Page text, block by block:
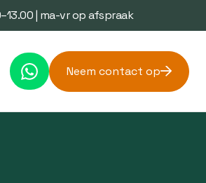
| ma-vr op afspraak
Neem contact op